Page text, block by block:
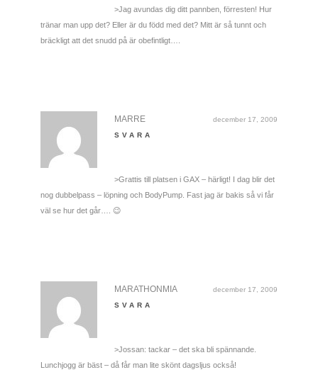
>Jag avundas dig ditt pannben, förresten! Hur
tränar man upp det? Eller är du född med det? Mitt är så tunnt och
bräckligt att det snudd på är obefintligt….
december 17, 2009
MARRE
SVARA
>Grattis till platsen i GAX – härligt! I dag blir det
nog dubbelpass – löpning och BodyPump. Fast jag är bakis så vi får
väl se hur det går…. 😉
december 17, 2009
MARATHONMIA
SVARA
>Jossan: tackar – det ska bli spännande.
Lunchjogg är bäst – då får man lite skönt dagsljus också!